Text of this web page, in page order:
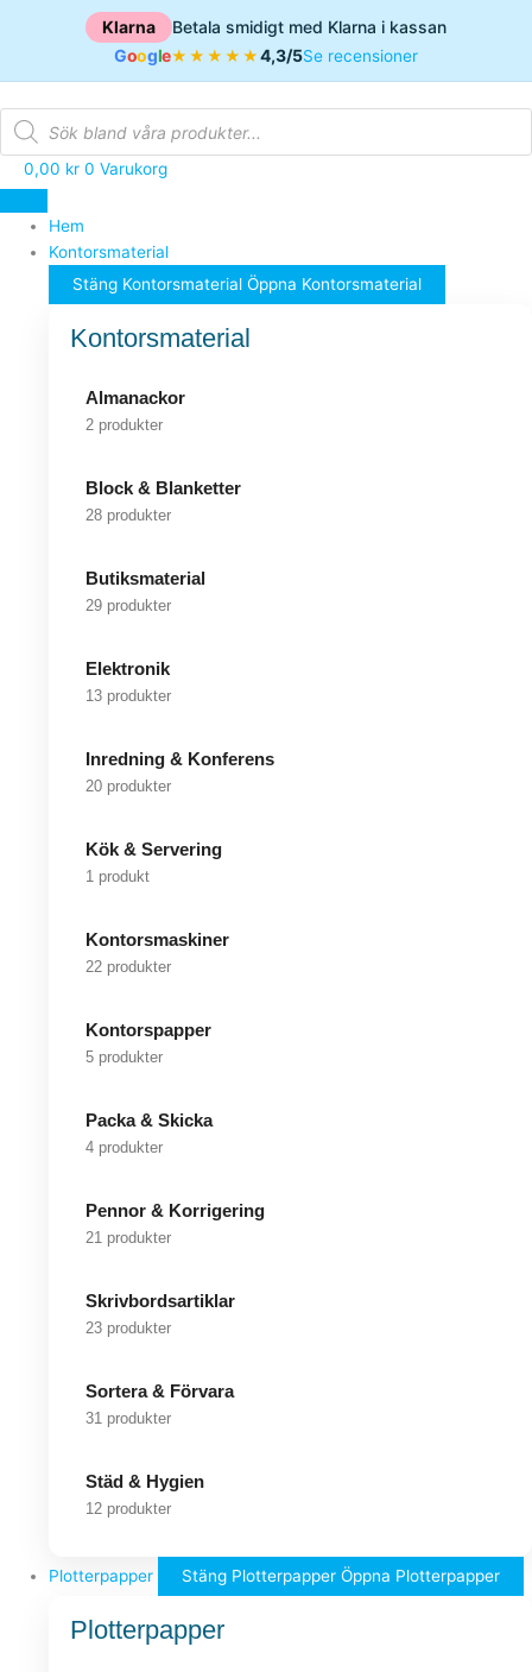
Klarna
Betala smidigt med Klarna i kassan
Google★★★★★4,3/5Se recensioner
Products
search
0,00 kr 0 Varukorg
Hem
Kontorsmaterial
Stäng Kontorsmaterial Öppna Kontorsmaterial
Kontorsmaterial
Almanackor
2 produkter
Block & Blanketter
28 produkter
Butiksmaterial
29 produkter
Elektronik
13 produkter
Inredning & Konferens
20 produkter
Kök & Servering
1 produkt
Kontorsmaskiner
22 produkter
Kontorspapper
5 produkter
Packa & Skicka
4 produkter
Pennor & Korrigering
21 produkter
Skrivbordsartiklar
23 produkter
Sortera & Förvara
31 produkter
Städ & Hygien
12 produkter
Plotterpapper Stäng Plotterpapper Öppna Plotterpapper
Plotterpapper